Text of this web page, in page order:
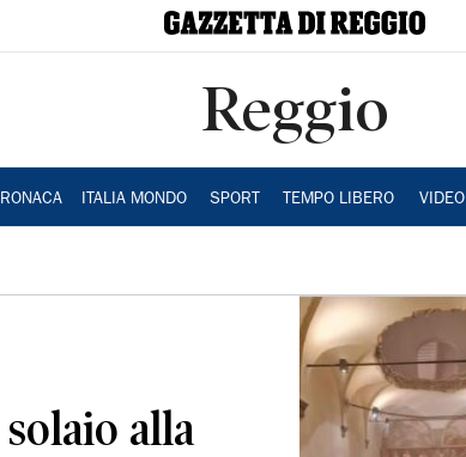
Reggio
ITALIA MONDO SPORT TEMPO LIBERO VIDEO
alla